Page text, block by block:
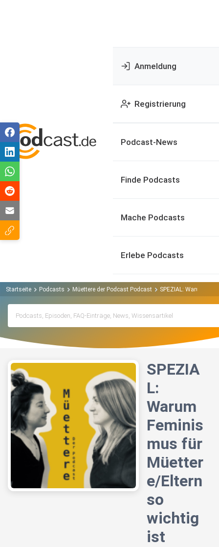
Anmeldung
Registrierung
Podcast-News
Finde Podcasts
Mache Podcasts
Erlebe Podcasts
Startseite Podcasts Müettere der Podcast Podcast SPEZIAL: Warum
SPEZIA
L:
Warum
Feminis
mus für
Müetter
e/Eltern
so
wichtig
ist